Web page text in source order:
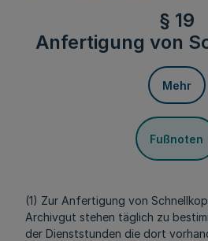
§ 19
Anfertigung von
Mehr
Fußnoten
(1) Zur Anfertigung von
Archivgut stehen täglich zu
der Dienststunden die dort